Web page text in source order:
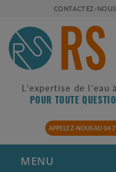
CONTACTEZ-NOUS
L'expertise de l'eau
POUR TOUTE
APPELEZ-NOUS AU 04
MENU